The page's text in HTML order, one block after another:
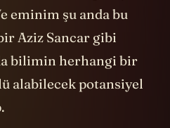
eminim şu anda bu
Aziz Sancar gibi
bilimin herhangi bir
alabilecek potansiyel